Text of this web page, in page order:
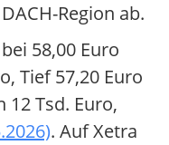
Region ab.
58,00 Euro
Tief 57,20 Euro
Tsd. Euro,
. Auf Xetra